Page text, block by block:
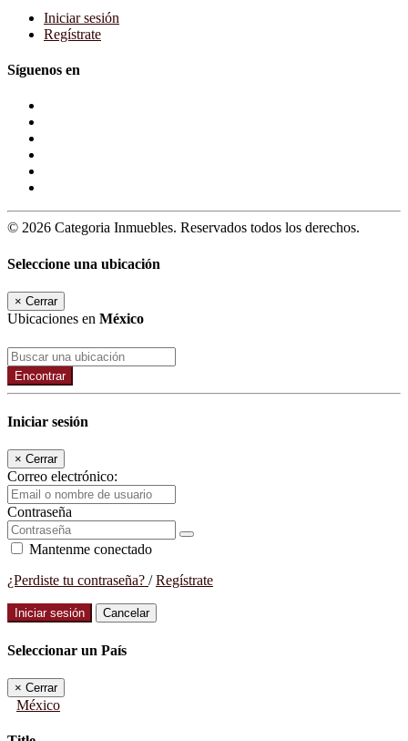
Iniciar sesión
Regístrate
Síguenos en
© 2026 Categoria Inmuebles. Reservados todos los derechos.
Seleccione una ubicación
× Cerrar
Ubicaciones en México
Encontrar
Iniciar sesión
× Cerrar
Correo electrónico:
Contraseña
Mantenme conectado
¿Perdiste tu contraseña? /Regístrate
Iniciar sesión Cancelar
Seleccionar un País
× Cerrar
México